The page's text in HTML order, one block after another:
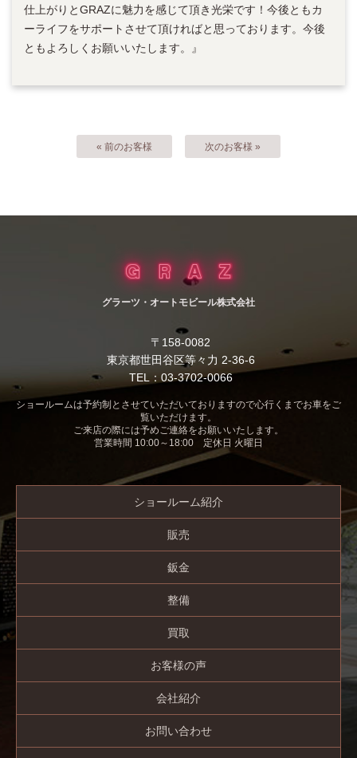
仕上がりとGRAZに魅力を感じて頂き光栄です！今後ともカ
ーライフをサポートさせて頂ければと思っております。今後
ともよろしくお願いいたします。』
« 前のお客様 次のお客様 »
グラーツ・オートモビール株式会社
〒158-0082
東京都世田谷区等々力 2-36-6
TEL：03-3702-0066
ショールームは予約制とさせていただいておりますので心行くまでお車をご
覧いただけます。
ご来店の際には予めご連絡をお願いいたします。
営業時間 10:00～18:00 定休日 火曜日
ショールーム紹介
販売
鈑金
整備
買取
お客様の声
会社紹介
お問い合わせ